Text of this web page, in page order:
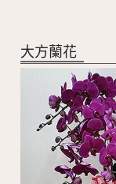
大方蘭花